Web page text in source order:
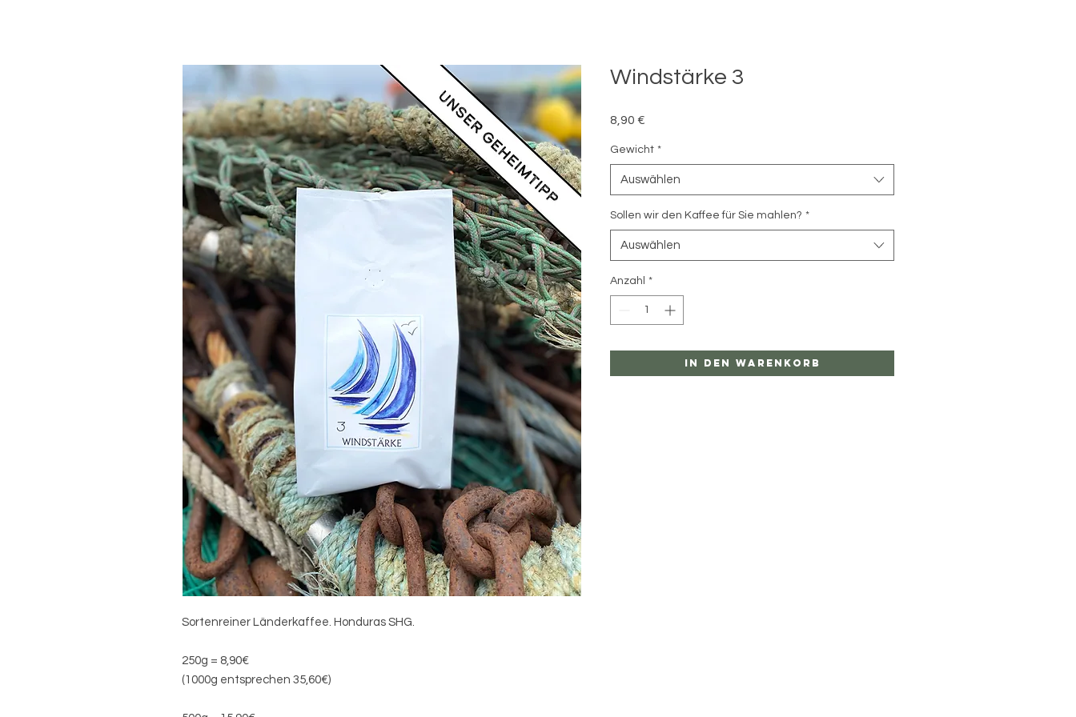
Sortenreiner Länderkaffee. Honduras SHG.
250g = 8,90€
(1000g entsprechen 35,60€)
Windstärke 3
8,90 €
Gewicht *
Auswählen
Sollen wir den Kaffee für Sie mahlen? *
Auswählen
Anzahl *
In den Warenkorb